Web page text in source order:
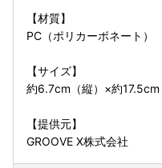
【材質】
PC（ポリカーボネート）
【サイズ】
約6.7cm（縦）×約17.5cm
【提供元】
GROOVE X株式会社